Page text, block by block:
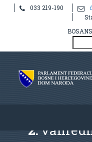
033 219-190
2.